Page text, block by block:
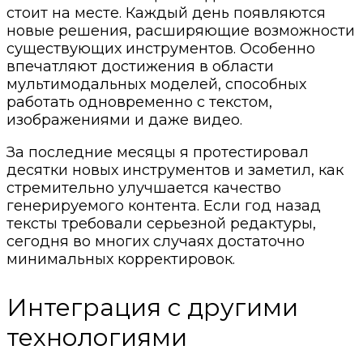
стоит на месте. Каждый день появляются
новые решения, расширяющие возможности
существующих инструментов. Особенно
впечатляют достижения в области
мультимодальных моделей, способных
работать одновременно с текстом,
изображениями и даже видео.
За последние месяцы я протестировал
десятки новых инструментов и заметил, как
стремительно улучшается качество
генерируемого контента. Если год назад
тексты требовали серьезной редактуры,
сегодня во многих случаях достаточно
минимальных корректировок.
Интеграция с другими
технологиями